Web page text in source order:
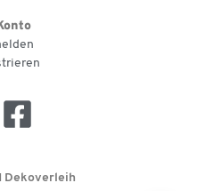
Dekoverleih